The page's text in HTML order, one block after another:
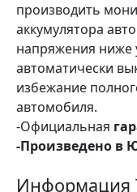
производить
аккумулятора
напряжения ниже
автоматически
избежание
автомобиля.
-Официальная
-Произведено в
Информация